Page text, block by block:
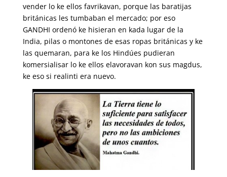
vender lo ke ellos favrikavan, porque las baratijas
británicas les tumbaban el mercado; por eso
GANDHI ordenó ke hisieran en kada lugar de la
India, pilas o montones de esas ropas británicas y ke
las quemaran, para ke los Hindúes pudieran
komersialisar lo ke ellos elavoravan kon sus magdus,
ke eso si realinti era nuevo.